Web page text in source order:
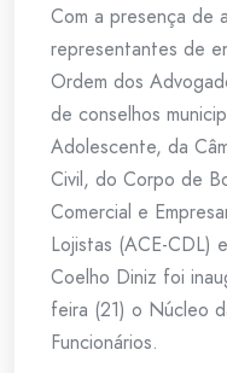
Com a presença de
representantes de
Ordem dos
de conselhos
Adolescente, da
Civil, do Corpo de
Comercial e
Lojistas (ACE-CDL)
Coelho Diniz foi
feira (21) o Núcleo
Funcionários.